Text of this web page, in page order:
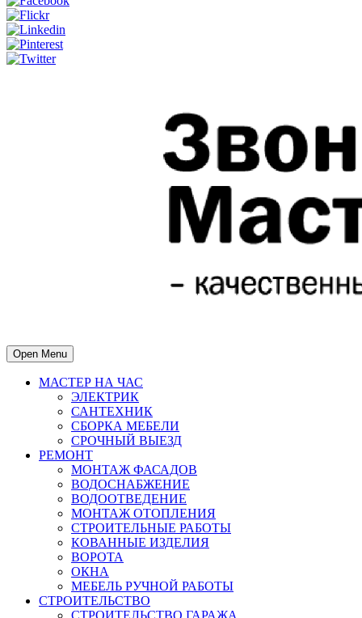
Open Menu
МАСТЕР НА ЧАС
ЭЛЕКТРИК
САНТЕХНИК
СБОРКА МЕБЕЛИ
СРОЧНЫЙ ВЫЕЗД
РЕМОНТ
МОНТАЖ ФАСАДОВ
ВОДОСНАБЖЕНИЕ
ВОДООТВЕДЕНИЕ
МОНТАЖ ОТОПЛЕНИЯ
СТРОИТЕЛЬНЫЕ РАБОТЫ
КОВАННЫЕ ИЗДЕЛИЯ
ВОРОТА
ОКНА
МЕБЕЛЬ РУЧНОЙ РАБОТЫ
СТРОИТЕЛЬСТВО
СТРОИТЕЛЬСТВО ГАРАЖА